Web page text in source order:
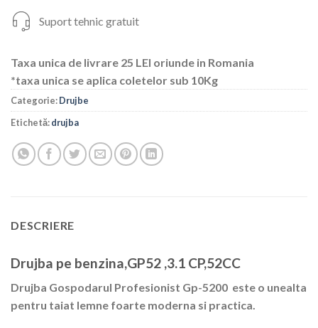
Suport tehnic gratuit
Taxa unica de livrare 25 LEI oriunde in Romania
*taxa unica se aplica coletelor sub 10Kg
Categorie:Drujbe
Etichetă:drujba
DESCRIERE
Drujba pe benzina,GP52 ,3.1 CP,52CC
Drujba Gospodarul Profesionist Gp-5200 este o unealta
pentru taiat lemne foarte moderna si practica.